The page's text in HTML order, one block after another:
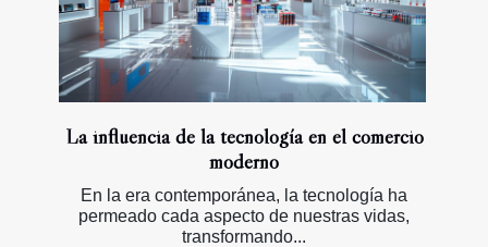
La influencia de la tecnología en el comercio
moderno
En la era contemporánea, la tecnología ha
permeado cada aspecto de nuestras vidas,
transformando...